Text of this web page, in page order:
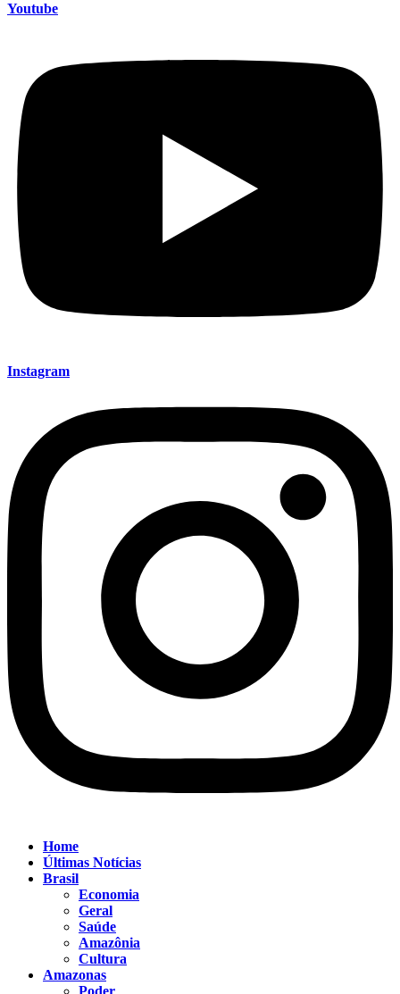
Youtube
Instagram
Home
Últimas Notícias
Brasil
Economia
Geral
Saúde
Amazônia
Cultura
Amazonas
Poder